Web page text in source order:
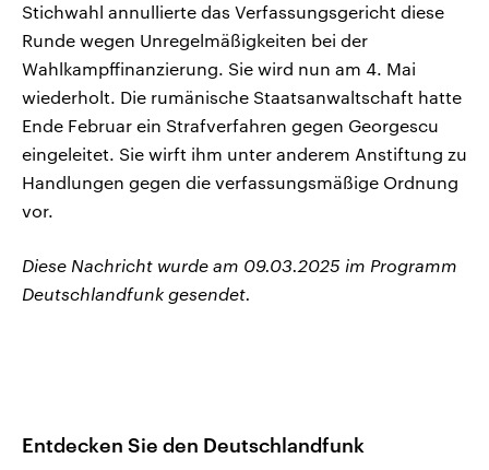
Stichwahl annullierte das Verfassungsgericht diese
Runde wegen Unregelmäßigkeiten bei der
Wahlkampffinanzierung. Sie wird nun am 4. Mai
wiederholt. Die rumänische Staatsanwaltschaft hatte
Ende Februar ein Strafverfahren gegen Georgescu
eingeleitet. Sie wirft ihm unter anderem Anstiftung zu
Handlungen gegen die verfassungsmäßige Ordnung
vor.
Diese Nachricht wurde am 09.03.2025 im Programm
Deutschlandfunk gesendet.
Entdecken Sie den Deutschlandfunk